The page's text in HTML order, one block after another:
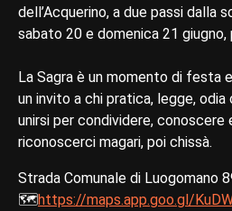
dell’Acquerino, a due passi dalla
sabato 20 e domenica 21
La Sagra è un momento di festa
un invito a chi pratica, legge, odia
unirsi per condividere, conoscere
riconoscerci magari, poi chissà.
Strada Comunale di Luogomano
🗺️https://maps.app.goo.gl/